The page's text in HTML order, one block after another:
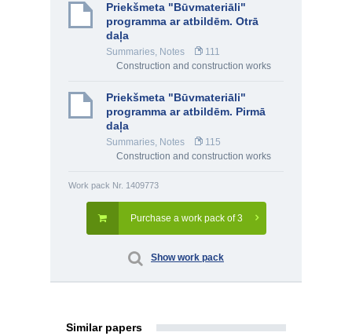
Priekšmeta "Būvmateriāli"
programma ar atbildēm. Otrā
daļa
Summaries, Notes
111
Construction and construction works
Priekšmeta "Būvmateriāli"
programma ar atbildēm. Pirmā
daļa
Summaries, Notes
115
Construction and construction works
Work pack Nr. 1409773
Purchase a work pack of 3
Show work pack
Similar papers